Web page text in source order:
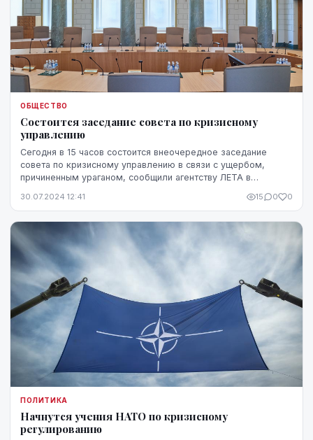
ОБЩЕСТВО
Состоится заседание совета по кризисному
управлению
Сегодня в 15 часов состоится внеочередное заседание
совета по кризисному управлению в связи с ущербом,
причиненным ураганом, сообщили агентству ЛЕТА в
30.07.2024 12:41 15 0 0
ПОЛИТИКА
Начнутся учения НАТО по кризисному
регулированию